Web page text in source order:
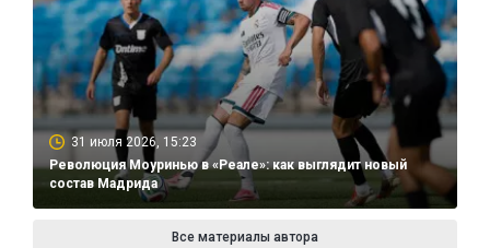
31 июля 2026, 15:23
Революция Моуринью в «Реале»: как выглядит новый
состав Мадрида
Все материалы автора